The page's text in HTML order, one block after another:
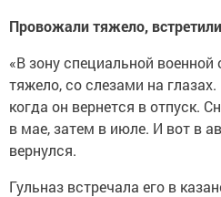
Провожали тяжело,
«В зону специальной
тяжело, со слезами на
когда он вернется в отпуск.
в мае, затем в июле. И вот в
вернулся.
Гульназ встречала его в